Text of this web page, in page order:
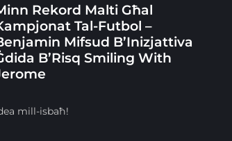
Rekord Malti Għal
Tal-Futbol –
Mifsud B’Inizjattiva
B’Risq Smiling With
mill-isbaħ!